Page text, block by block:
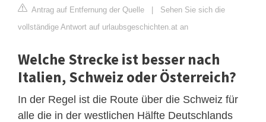
Antrag auf Entfernung der Quelle | Sehen Sie sich die
vollständige Antwort auf urlaubsgeschichten.at an
Welche Strecke ist besser nach
Italien, Schweiz oder Österreich?
In der Regel ist die Route über die Schweiz für
alle die in der westlichen Hälfte Deutschlands